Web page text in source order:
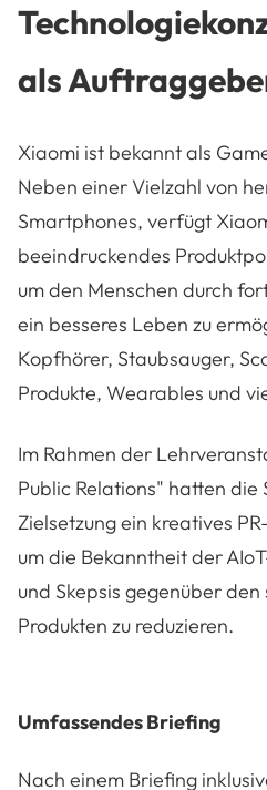
als
Xiaomi ist bekannt als
Neben einer Vielzahl von
Smartphones, verfügt
beeindruckendes
um den Menschen durch
ein besseres Leben zu
Kopfhörer, Staubsauger,
Produkte, Wearables und
Im Rahmen der
Public Relations" hatten die
Zielsetzung ein kreatives
um die Bekanntheit der
und Skepsis gegenüber
Produkten zu reduzieren.
Umfassendes Briefing
Nach einem Briefing